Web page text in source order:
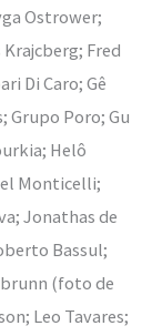
Ostrower;
Fred
Di Caro; Gê
Grupo Poro; Gu
Helô
Monticelli;
Jonathas de
Bassul;
(foto de
Leo Tavares;